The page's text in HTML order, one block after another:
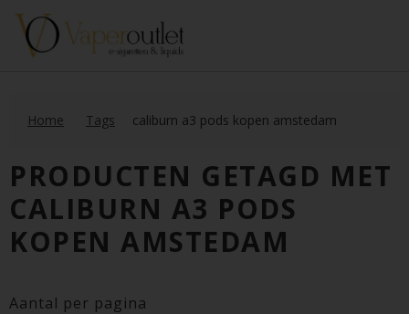
Home Tags caliburn a3 pods kopen amstedam
PRODUCTEN GETAGD MET
CALIBURN A3 PODS
KOPEN AMSTEDAM
Aantal per pagina